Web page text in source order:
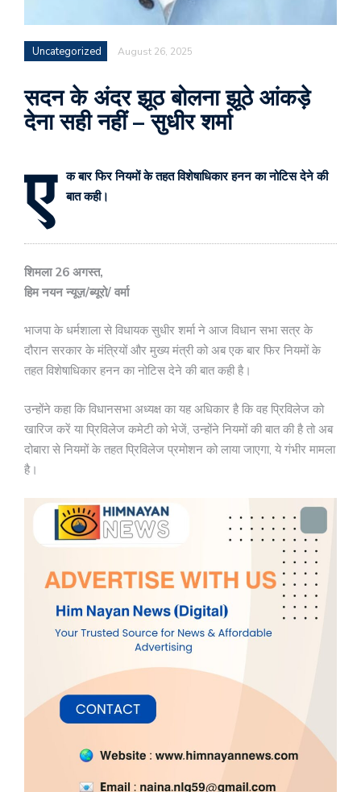
Uncategorized August 26, 2025
सदन के अंदर झूठ बोलना झूठे आंकड़े
देना सही नहीं – सुधीर शर्मा
ए
क बार फिर नियमों के तहत विशेषाधिकार हनन का नोटिस देने की
बात कही।
शिमला 26 अगस्त,
हिम नयन न्यूज़/ब्यूरो/ वर्मा
भाजपा के धर्मशाला से विधायक सुधीर शर्मा ने आज विधान सभा सत्र के
दौरान सरकार के मंत्रियों और मुख्य मंत्री को अब एक बार फिर नियमों के
तहत विशेषाधिकार हनन का नोटिस देने की बात कही है।
उन्होंने कहा कि विधानसभा अध्यक्ष का यह अधिकार है कि वह प्रिविलेज को
खारिज करें या प्रिविलेज कमेटी को भेजें, उन्होंने नियमों की बात की है तो अब
दोबारा से नियमों के तहत प्रिविलेज प्रमोशन को लाया जाएगा, ये गंभीर मामला
है।